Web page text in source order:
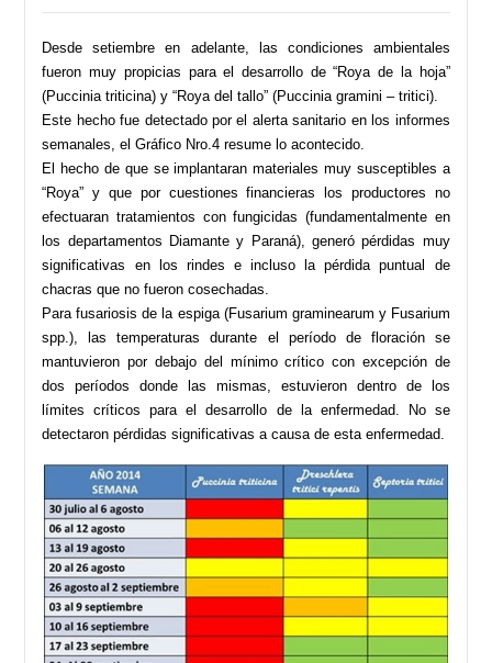
Desde setiembre en adelante, las condiciones ambientales
fueron muy propicias para el desarrollo de “Roya de la hoja”
(Puccinia triticina) y “Roya del tallo” (Puccinia gramini – tritici).
Este hecho fue detectado por el alerta sanitario en los informes
semanales, el Gráfico Nro.4 resume lo acontecido.
El hecho de que se implantaran materiales muy susceptibles a
“Roya” y que por cuestiones financieras los productores no
efectuaran tratamientos con fungicidas (fundamentalmente en
los departamentos Diamante y Paraná), generó pérdidas muy
significativas en los rindes e incluso la pérdida puntual de
chacras que no fueron cosechadas.
Para fusariosis de la espiga (Fusarium graminearum y Fusarium
spp.), las temperaturas durante el período de floración se
mantuvieron por debajo del mínimo crítico con excepción de
dos períodos donde las mismas, estuvieron dentro de los
límites críticos para el desarrollo de la enfermedad. No se
detectaron pérdidas significativas a causa de esta enfermedad.